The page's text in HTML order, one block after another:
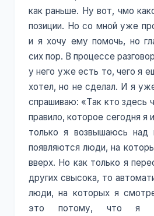
как раньше. Ну вот, чмо
позиции. Но со мной уже
и я хочу ему помочь, но
сих пор. В процессе
у него уже есть то, чего я
хотел, но не сделал. И я
спрашиваю: «Так кто здесь
правило, которое сегодня я
только я возвышаюсь над
появляются люди, на
вверх. Но как только я
других свысока, то
люди, на которых я
это потому, что я